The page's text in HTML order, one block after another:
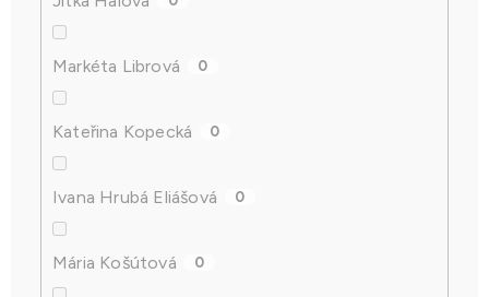
Markéta Librová 0
Kateřina Kopecká 0
Ivana Hrubá Eliášová 0
Mária Košútová 0